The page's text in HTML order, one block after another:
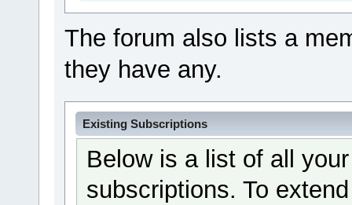
The forum also lists a
they have any.
Existing Subscriptions
Below is a list of all
subscriptions. To